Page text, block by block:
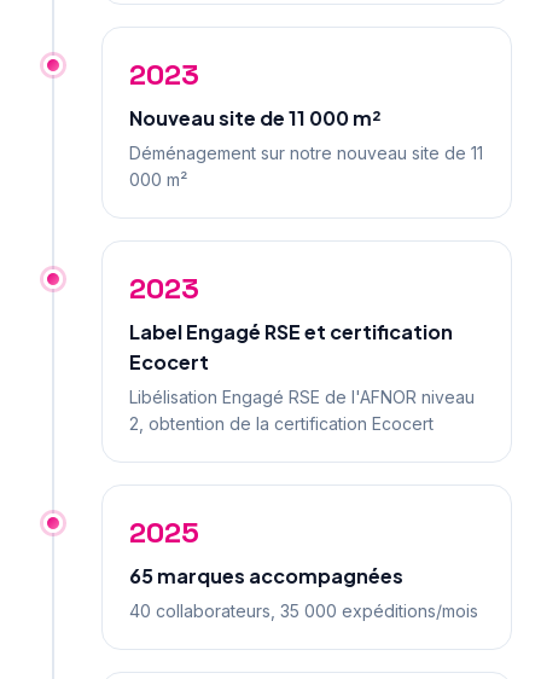
2023
Nouveau site de 11 000 m²
Déménagement sur notre nouveau site de 11
000 m²
2023
Label Engagé RSE et certification
Ecocert
Libélisation Engagé RSE de l'AFNOR niveau
2, obtention de la certification Ecocert
2025
65 marques accompagnées
40 collaborateurs, 35 000 expéditions/mois